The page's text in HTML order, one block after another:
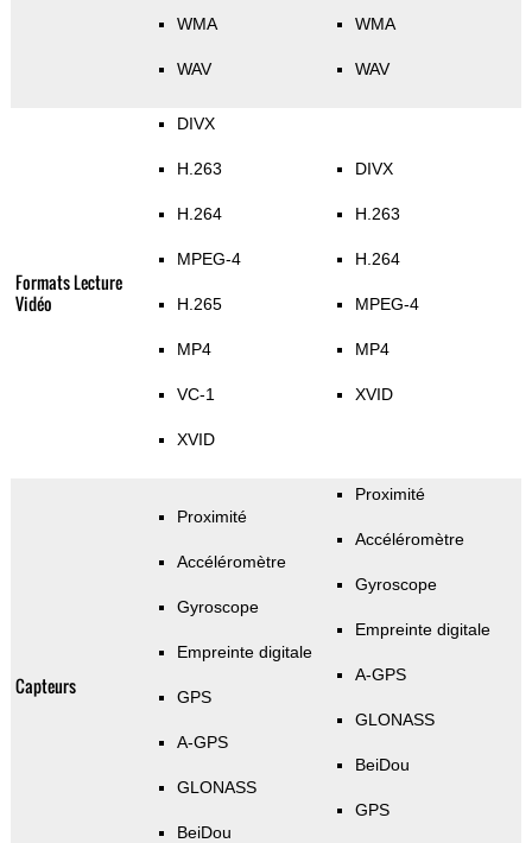
WMA
WAV
WMA
WAV
Formats Lecture
Vidéo
DIVX
H.263
H.264
MPEG-4
H.265
MP4
VC-1
XVID
DIVX
H.263
H.264
MPEG-4
MP4
XVID
Capteurs
Proximité
Accéléromètre
Gyroscope
Empreinte digitale
GPS
A-GPS
GLONASS
BeiDou
Proximité
Accéléromètre
Gyroscope
Empreinte digitale
A-GPS
GLONASS
BeiDou
GPS